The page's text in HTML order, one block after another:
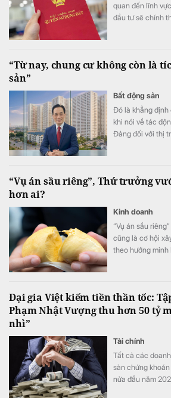
quan đến lĩnh
đầu tư sẽ chính
“Từ nay, chung cư không còn là
sản”
Bất động sản
Đó là khẳng định
khi nói về tác
Đảng đối với thị
“Vụ án sầu riêng”, Thứ trưởng
hơn ai?
Kinh doanh
“Vụ án sầu
cũng là cơ hội
theo hướng
Đại gia Việt kiếm tiền thần tốc:
Phạm Nhật Vượng thu hơn 50 tỷ
nhì”
Tài chính
Tất cả các
sàn chứng
nửa đầu năm